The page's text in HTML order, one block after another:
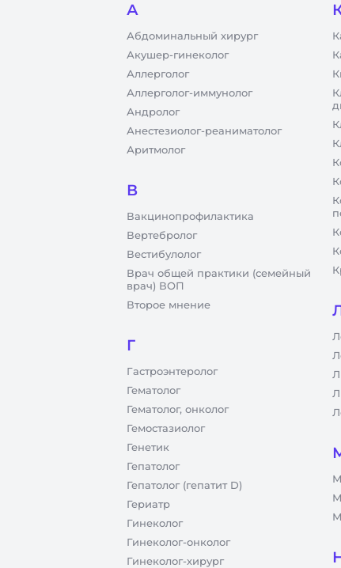
А
Абдоминальный хирург
Акушер-гинеколог
Аллерголог
Аллерголог-иммунолог
Андролог
Анестезиолог-реаниматолог
Аритмолог
В
Вакцинопрофилактика
Вертебролог
Вестибулолог
Врач общей практики (семейный
врач) ВОП
Второе мнение
Г
Гастроэнтеролог
Гематолог
Гематолог, онколог
Гемостазиолог
Генетик
Гепатолог
Гепатолог (гепатит D)
Гериатр
Гинеколог
Гинеколог-онколог
Гинеколог-хирург